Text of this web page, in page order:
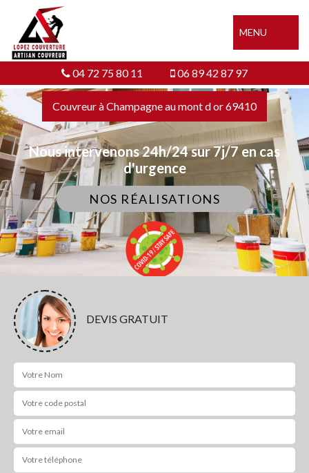
MENU
04 72 75 80 11 06 89 42 87 97
LOPEZ COUVERTURE
ARTISAN COUVREUR
Couvreur à Champagne au mont d or 69410
Nous intervenons 24h/24 sur 7j/7 en cas
d'urgence
NOS RÉALISATIONS
DEVIS GRATUIT